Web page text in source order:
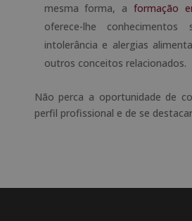
mesma forma, a formação
oferece-lhe
intolerância e alergias
outros conceitos relacionados.
Não perca a oportunidade de
perfil profissional e de se